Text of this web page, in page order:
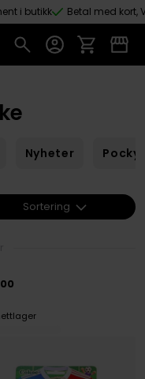
i butikk Betal med kort,
Nyheter Pocky
00
Sortering